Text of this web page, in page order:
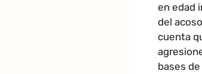
en edad
del
cuenta
bases